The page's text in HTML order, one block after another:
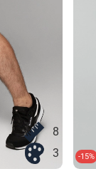
8
3
-15%